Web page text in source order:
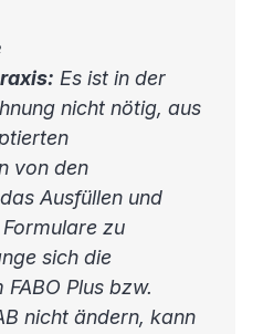
Es ist in der
nicht nötig, aus
von den
Ausfüllen und
zu
sich die
Plus bzw.
nicht ändern, kann